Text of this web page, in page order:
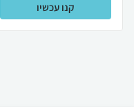
קנו עכשיו